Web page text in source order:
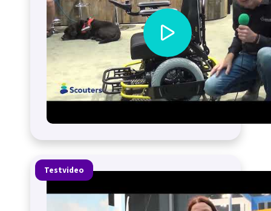
Testvideo